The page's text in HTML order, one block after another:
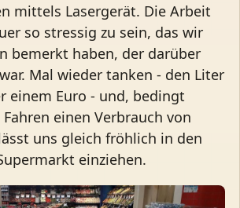
mittels Lasergerät. Die Arbeit
so stressig zu sein, das wir
bemerkt haben, der darüber
Mal wieder tanken - den Liter
einem Euro - und, bedingt
einen Verbrauch von
uns gleich fröhlich in den
einziehen.